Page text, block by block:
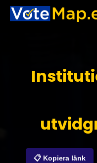
📋 Kopiera länk